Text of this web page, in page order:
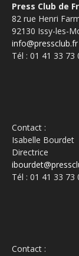
Press Club de
82 rue Henri
92130 Issy-les-
info@pressclub.fr
Tél : 01 41 33 73
Contact :
Isabelle Bourdet
Directrice
Tél : 01 41 33 73
Contact :